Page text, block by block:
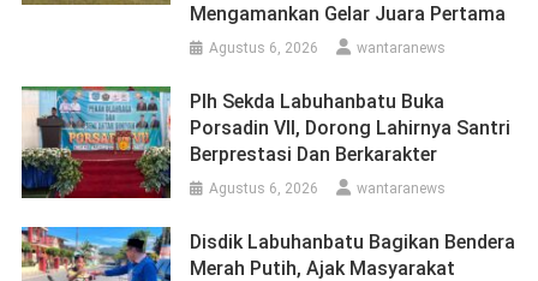
Mengamankan Gelar Juara Pertama
Agustus 6, 2026 wantaranews
Plh Sekda Labuhanbatu Buka
Porsadin VII, Dorong Lahirnya Santri
Berprestasi Dan Berkarakter
Agustus 6, 2026 wantaranews
Disdik Labuhanbatu Bagikan Bendera
Merah Putih, Ajak Masyarakat